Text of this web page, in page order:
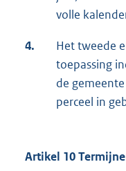
volle
4.
Het tweede
toepassing
de
perceel in
Artikel 10